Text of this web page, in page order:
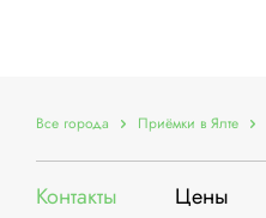
Все города Приёмки в Ялте
Контакты Цены